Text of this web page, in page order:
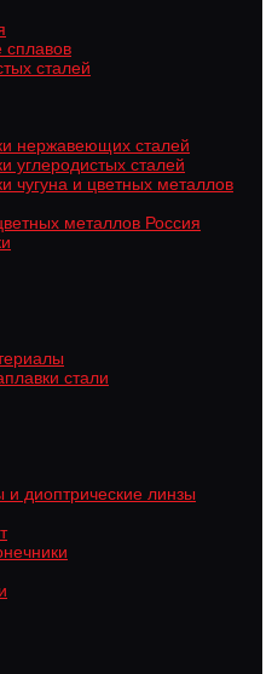
сплавов
сталей
нержавеющих сталей
углеродистых сталей
чугуна и цветных металлов
металлов Россия
стали
диоптрические линзы